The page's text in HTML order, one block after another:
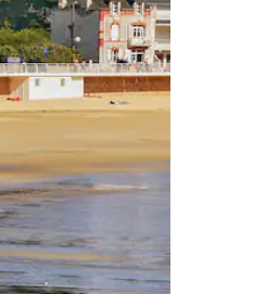
tocando e deslizando o dedo na